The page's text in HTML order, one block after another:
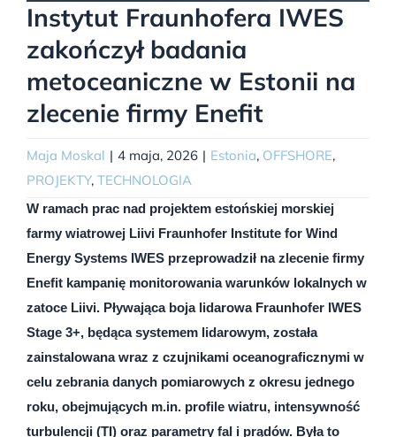
Instytut Fraunhofera IWES
zakończył badania
metoceaniczne w Estonii na
zlecenie firmy Enefit
Maja Moskal | 4 maja, 2026 | Estonia, OFFSHORE,
PROJEKTY, TECHNOLOGIA
W ramach prac nad projektem estońskiej morskiej
farmy wiatrowej Liivi Fraunhofer Institute for Wind
Energy Systems IWES przeprowadził na zlecenie firmy
Enefit kampanię monitorowania warunków lokalnych w
zatoce Liivi. Pływająca boja lidarowa Fraunhofer IWES
Stage 3+, będąca systemem lidarowym, została
zainstalowana wraz z czujnikami oceanograficznymi w
celu zebrania danych pomiarowych z okresu jednego
roku, obejmujących m.in. profile wiatru, intensywność
turbulencji (TI) oraz parametry fal i prądów. Była to